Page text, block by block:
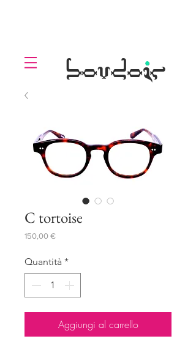
boudoir
.
C tortoise
150,00 €Prezzo
Quantità *
Aggiungi al carrello